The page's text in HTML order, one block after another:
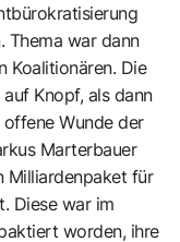
Thema war dann
Koalitionären. Die
Knopf, als dann
Wunde der
Marterbauer
Milliardenpaket für
Diese war im
worden, ihre